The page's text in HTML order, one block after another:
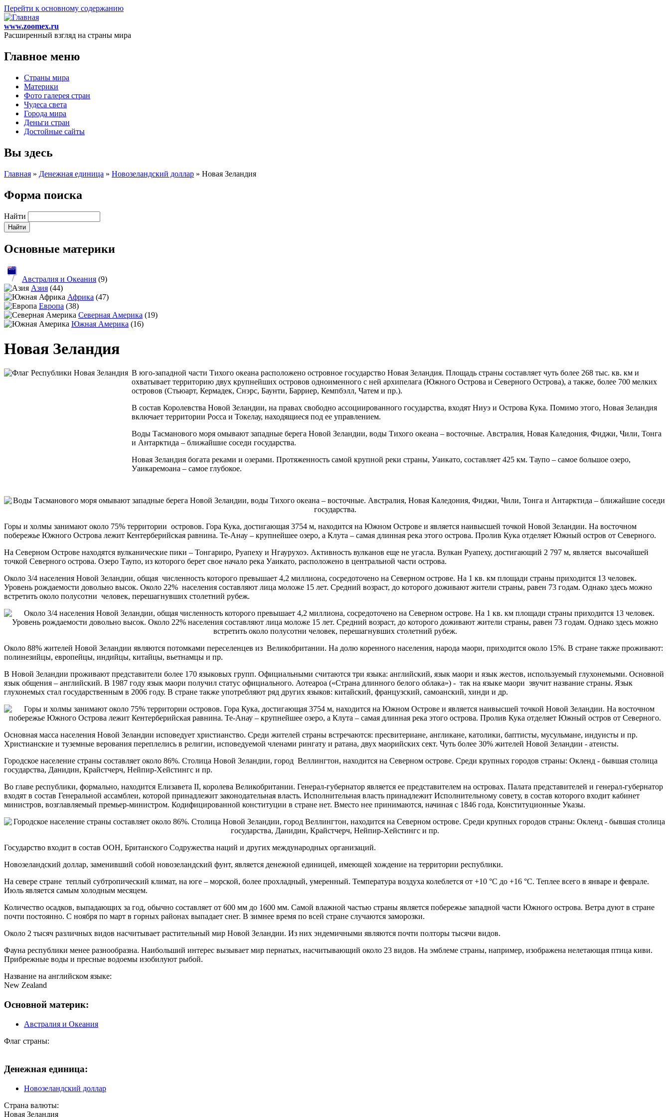
Перейти к основному содержанию
www.zoomex.ru
Расширенный взгляд на страны мира
Главное меню
Страны мира
Материки
Фото галерея стран
Чудеса света
Города мира
Деньги стран
Достойные сайты
Вы здесь
Главная » Денежная единица » Новозеландский доллар » Новая Зеландия
Форма поиска
Найти
Основные материки
Австралия и Океания (9)
Азия (44)
Африка (47)
Европа (38)
Северная Америка (19)
Южная Америка (16)
Новая Зеландия
В юго-западной части Тихого океана расположено островное государство Новая Зеландия. Площадь страны составляет чуть более 268 тыс. кв. км и
охватывает территорию двух крупнейших островов одноименного с ней архипелага (Южного Острова и Северного Острова), а также, более 700 мелких
островов (Стьюарт, Кермадек, Снэрс, Баунти, Барриер, Кемпбэлл, Чатем и пр.).
В состав Королевства Новой Зеландии, на правах свободно ассоциированного государства, входят Ниуэ и Острова Кука. Помимо этого, Новая Зеландия
включает территории Росса и Токелау, находящиеся под ее управлением.
Воды Тасманового моря омывают западные берега Новой Зеландии, воды Тихого океана – восточные. Австралия, Новая Каледония, Фиджи, Чили, Тонга
и Антарктида – ближайшие соседи государства.
Новая Зеландия богата реками и озерами. Протяженность самой крупной реки страны, Уаикато, составляет 425 км. Таупо – самое большое озеро,
Уаикаремоана – самое глубокое.
Горы и холмы занимают около 75% территории островов. Гора Кука, достигающая 3754 м, находится на Южном Острове и является наивысшей точкой Новой Зеландии. На восточном
побережье Южного Острова лежит Кентерберийская равнина. Те-Анау – крупнейшее озеро, а Клута – самая длинная река этого острова. Пролив Кука отделяет Южный остров от Северного.
На Северном Острове находятся вулканические пики – Тонгариро, Руапеху и Нгаурухоэ. Активность вулканов еще не угасла. Вулкан Руапеху, достигающий 2 797 м, является высочайшей
точкой Северного острова. Озеро Таупо, из которого берет свое начало река Уаикато, расположено в центральной части острова.
Около 3/4 населения Новой Зеландии, общая численность которого превышает 4,2 миллиона, сосредоточено на Северном острове. На 1 кв. км площади страны приходится 13 человек.
Уровень рождаемости довольно высок. Около 22% населения составляют лица моложе 15 лет. Средний возраст, до которого доживают жители страны, равен 73 годам. Однако здесь можно
встретить около полусотни человек, перешагнувших столетний рубеж.
Около 88% жителей Новой Зеландии являются потомками переселенцев из Великобритании. На долю коренного населения, народа маори, приходится около 15%. В стране также проживают:
полинезийцы, европейцы, индийцы, китайцы, вьетнамцы и пр.
В Новой Зеландии проживают представители более 170 языковых групп. Официальными считаются три языка: английский, язык маори и язык жестов, используемый глухонемыми. Основной
язык общения – английский. В 1987 году язык маори получил статус официального. Аотеароа («Страна длинного белого облака») - так на языке маори звучит название страны. Язык
глухонемых стал государственным в 2006 году. В стране также употребляют ряд других языков: китайский, французский, самоанский, хинди и др.
Основная масса населения Новой Зеландии исповедует христианство. Среди жителей страны встречаются: пресвитериане, англикане, католики, баптисты, мусульмане, индуисты и пр.
Христианские и туземные верования переплелись в религии, исповедуемой членами рингату и ратана, двух маорийских сект. Чуть более 30% жителей Новой Зеландии - атеисты.
Городское население страны составляет около 86%. Столица Новой Зеландии, город Веллингтон, находится на Северном острове. Среди крупных городов страны: Окленд - бывшая столица
государства, Данидин, Крайстчерч, Нейпир-Хейстингс и пр.
Во главе республики, формально, находится Елизавета II, королева Великобритании. Генерал-губернатор является ее представителем на островах. Палата представителей и генерал-губернатор
входят в состав Генеральной ассамблеи, которой принадлежит законодательная власть. Исполнительная власть принадлежит Исполнительному совету, в состав которого входит кабинет
министров, возглавляемый премьер-министром. Кодифицированной конституции в стране нет. Вместо нее принимаются, начиная с 1846 года, Конституционные Указы.
Государство входит в состав ООН, Британского Содружества наций и других международных организаций.
Новозеландский доллар, заменивший собой новозеландский фунт, является денежной единицей, имеющей хождение на территории республики.
На севере стране теплый субтропический климат, на юге – морской, более прохладный, умеренный. Температура воздуха колеблется от +10 °C до +16 °C. Теплее всего в январе и феврале.
Июль является самым холодным месяцем.
Количество осадков, выпадающих за год, обычно составляет от 600 мм до 1600 мм. Самой влажной частью страны является побережье западной части Южного острова. Ветра дуют в стране
почти постоянно. С ноября по март в горных районах выпадает снег. В зимнее время по всей стране случаются заморозки.
Около 2 тысяч различных видов насчитывает растительный мир Новой Зеландии. Из них эндемичными являются почти полторы тысячи видов.
Фауна республики менее разнообразна. Наибольший интерес вызывает мир пернатых, насчитывающий около 23 видов. На эмблеме страны, например, изображена нелетающая птица киви.
Прибрежные воды и пресные водоемы изобилуют рыбой.
Название на английском языке:
New Zealand
Основной материк:
Австралия и Океания
Флаг страны:
Денежная единица:
Новозеландский доллар
Страна валюты:
Новая Зеландия